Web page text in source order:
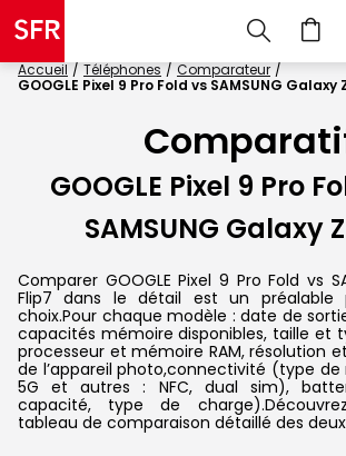
Accueil Téléphones
Comparateur
GOOGLE Pixel 9 Pro Fold vs SAMSUNG Galaxy
GOOGLE Pixel 9 Pro
SAMSUNG Galaxy
Comparer GOOGLE Pixel 9 Pro Fold vs
Flip7 dans le détail est un préalable
choix.Pour chaque modèle : date de
capacités mémoire disponibles, taille et
processeur et mémoire RAM, résolution
de l’appareil photo,connectivité (type de
5G et autres : NFC, dual sim),
capacité, type de
tableau de comparaison détaillé des